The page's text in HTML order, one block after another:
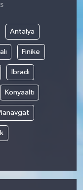
Antalya
Finike
İbradı
Konyaaltı